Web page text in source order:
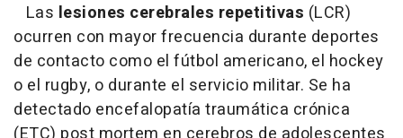
Las lesiones cerebrales repetitivas (LCR)
ocurren con mayor frecuencia durante deportes
de contacto como el fútbol americano, el hockey
o el rugby, o durante el servicio militar. Se ha
detectado encefalopatía traumática crónica